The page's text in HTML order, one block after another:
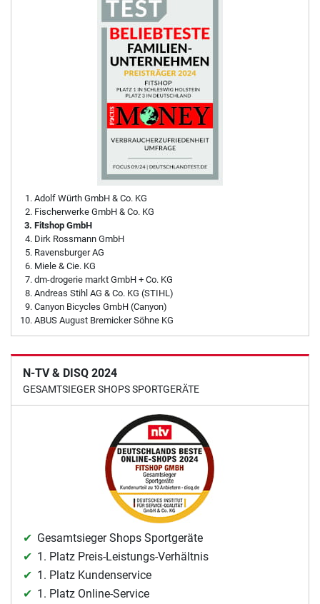
Adolf Würth GmbH & Co. KG
Fischerwerke GmbH & Co. KG
Fitshop GmbH
Dirk Rossmann GmbH
Ravensburger AG
Miele & Cie. KG
dm-drogerie markt GmbH + Co. KG
Andreas Stihl AG & Co. KG (STIHL)
Canyon Bicycles GmbH (Canyon)
ABUS August Bremicker Söhne KG
N-TV & DISQ 2024
GESAMTSIEGER SHOPS SPORTGERÄTE
Gesamtsieger Shops Sportgeräte
1. Platz Preis-Leistungs-Verhältnis
1. Platz Kundenservice
1. Platz Online-Service